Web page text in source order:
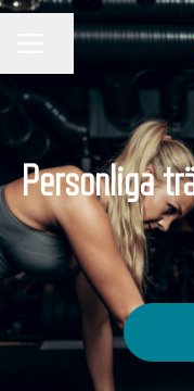
Personliga